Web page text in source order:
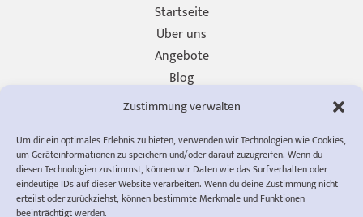
Zustimmung verwalten
Um dir ein optimales Erlebnis zu bieten, verwenden wir Technologien wie Cookies,
um Geräteinformationen zu speichern und/oder darauf zuzugreifen. Wenn du
diesen Technologien zustimmst, können wir Daten wie das Surfverhalten oder
eindeutige IDs auf dieser Website verarbeiten. Wenn du deine Zustimmung nicht
erteilst oder zurückziehst, können bestimmte Merkmale und Funktionen
beeinträchtigt werden.
Startseite
Über uns
Angebote
Blog
Unterstützen
Impressum
Datenschutzerklärung
Cookie-Richtlinie (EU)
AGB